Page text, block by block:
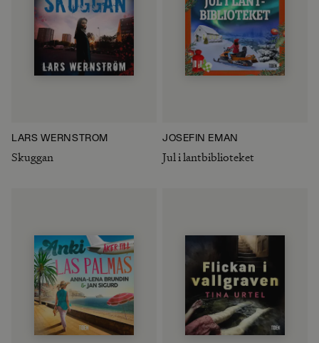
LARS WERNSTRÖM
Skuggan
JOSEFIN EMAN
Jul i lantbiblioteket